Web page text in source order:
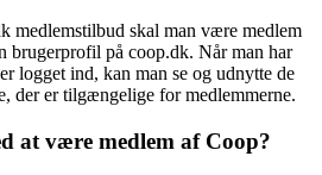
medlemstilbud skal man være medlem
brugerprofil på coop.dk. Når man har
logget ind, kan man se og udnytte de
der er tilgængelige for medlemmerne.
at være medlem af Coop?